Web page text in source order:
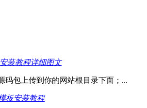
装教程详细图文
码包上传到你的网站根目录下面；...
板安装教程